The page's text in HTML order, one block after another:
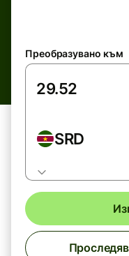
Преобразувано към
SRD